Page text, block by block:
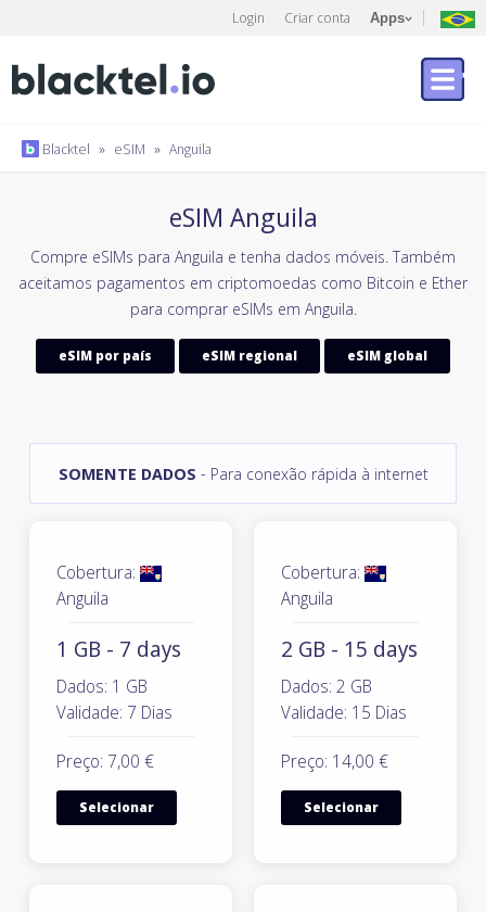
Login Criar conta Apps
Blacktel » eSIM » Anguila
eSIM Anguila
Compre eSIMs para Anguila e tenha dados móveis. Também
aceitamos pagamentos em criptomoedas como Bitcoin e Ether
para comprar eSIMs em Anguila.
eSIM por país eSIM regional eSIM global
SOMENTE DADOS - Para conexão rápida à internet
Cobertura:
Anguila
1 GB - 7 days
Dados: 1 GB
Validade: 7 Dias
Preço: 7,00 €
Selecionar
Cobertura:
Anguila
2 GB - 15 days
Dados: 2 GB
Validade: 15 Dias
Preço: 14,00 €
Selecionar